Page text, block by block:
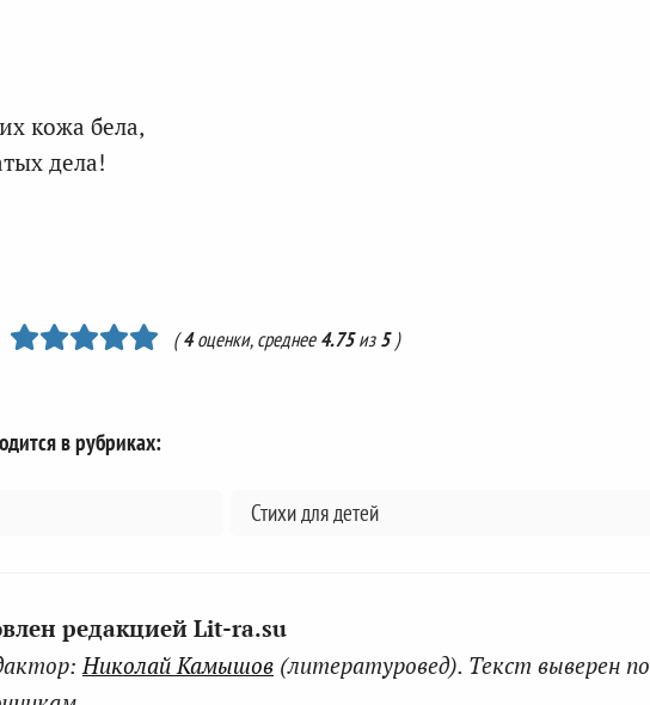
кожа бела,
дела!
(4оценки, среднее4.75из5)
в рубриках:
Стихи для детей
редакцией Lit-ra.su
Николай Камышов (литературовед). Текст выверен по